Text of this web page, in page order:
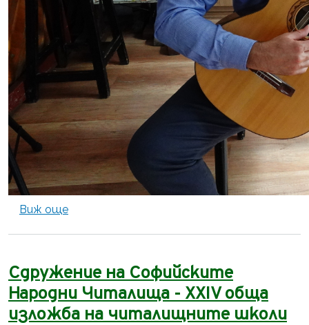
Виж ощеabout На 30.05.2026 в музикалния салон
Сдружение на Софийските
Народни Читалища - XXIV обща
изложба на читалищните школи